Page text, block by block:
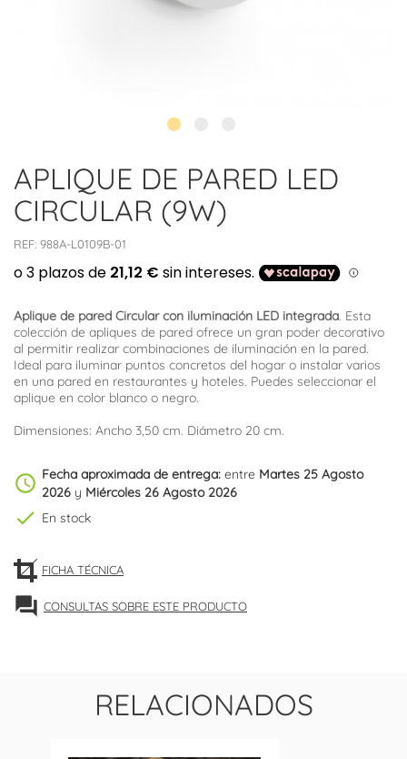
APLIQUE DE PARED LED
CIRCULAR (9W)
REF: 988A-L0109B-01
Aplique de pared Circular con iluminación LED integrada. Esta
colección de apliques de pared ofrece un gran poder decorativo
al permitir realizar combinaciones de iluminación en la pared.
Ideal para iluminar puntos concretos del hogar o instalar varios
en una pared en restaurantes y hoteles. Puedes seleccionar el
aplique en color blanco o negro.
Dimensiones: Ancho 3,50 cm. Diámetro 20 cm.
schedule Fecha aproximada de entrega: entre Martes 25 Agosto
2026 y Miércoles 26 Agosto 2026
check En stock
FICHA TÉCNICA
forum CONSULTAS SOBRE ESTE PRODUCTO
RELACIONADOS